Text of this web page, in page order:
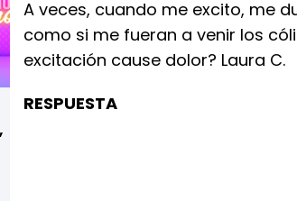
A veces, cuando me excito, me
como si me fueran a venir los
excitación cause dolor? Laura C.
RESPUESTA